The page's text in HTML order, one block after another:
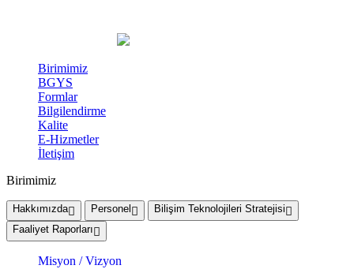
Birimimiz
BGYS
Formlar
Bilgilendirme
Kalite
E-Hizmetler
İletişim
Birimimiz
Hakkımızda Personel
Bilişim Teknolojileri Stratejisi
Faaliyet Raporları
Misyon / Vizyon